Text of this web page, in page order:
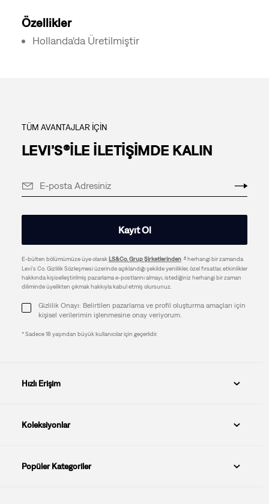
Özellikler
Hollanda'da Üretilmiştir
TÜM AVANTAJLAR İÇİN
LEVI’S®İLE İLETİŞİMDE KALIN
Kayıt Ol
E-bülten bölümümüze üye olarakLS&Co. Grup Şirketlerinden
herhangi bir zamanda
Levi's Co. Gizlilik Sözleşmesi üzerinde açıklandığı şekilde yenilikler, özel fırsatlar, etkinlikler
hakkında kişiselleştirilmiş pazarlama e-postlarını almayı, istediğiniz herhangi bir zaman
diliminde üyelikten çıkmak hakkıyla kabul etmiş olursunuz.
Gizlilik Onayı: Belirtilen pazarlama ve profil oluşturma amaçları için
kişisel verilerimin işlenmesine onay veriyorum.
* Sadece 18 yaşından büyük kullanıcılar için geçerlidir.
Hızlı Erişim
Koleksiyonlar
Popüler Kategoriler